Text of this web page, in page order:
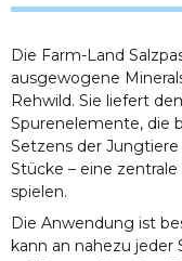
Die Farm-Land
ausgewogene
Rehwild. Sie liefert
Spurenelemente, die
Setzens der
Stücke – eine
spielen.
Die Anwendung ist
kann an nahezu jeder